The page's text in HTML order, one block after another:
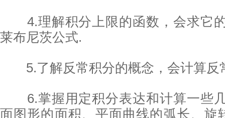
4.理解积分上限的函数，会求它
莱布尼茨公式.
5.了解反常积分的概念，会计算反
6.掌握用定积分表达和计算一些
面图形的面积、平面曲线的弧长、旋